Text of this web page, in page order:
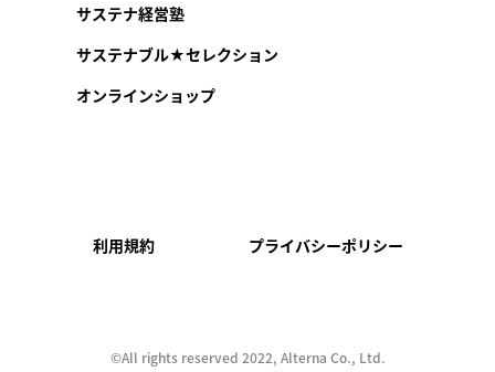
サステナ経営塾
サステナブル★セレクション
オンラインショップ
利用規約 プライバシーポリシー
©︎All rights reserved 2022, Alterna Co., Ltd.